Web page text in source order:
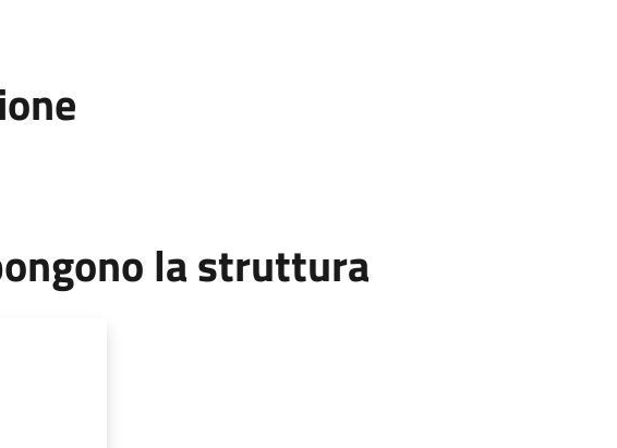
la struttura